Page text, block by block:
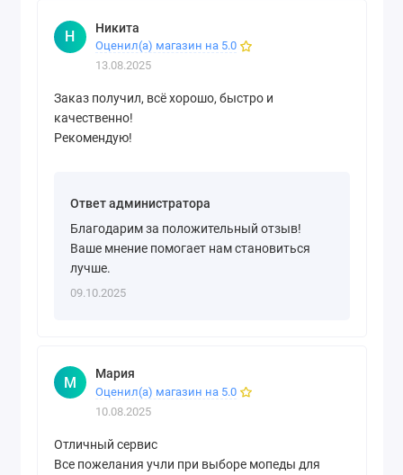
Н Никита
Оценил(а) магазин на 5.0
13.08.2025
Заказ получил, всё хорошо, быстро и
качественно!
Рекомендую!
Ответ администратора
Благодарим за положительный отзыв!
Ваше мнение помогает нам становиться
лучше.
09.10.2025
М Мария
Оценил(а) магазин на 5.0
10.08.2025
Отличный сервис
Все пожелания учли при выборе мопеды для